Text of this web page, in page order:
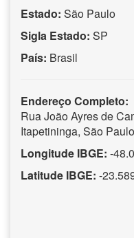
Estado: São Paulo
Sigla Estado: SP
País: Brasil
Endereço Completo:
Rua João Ayres de
Itapetininga, São
Longitude IBGE: -
Latitude IBGE: -